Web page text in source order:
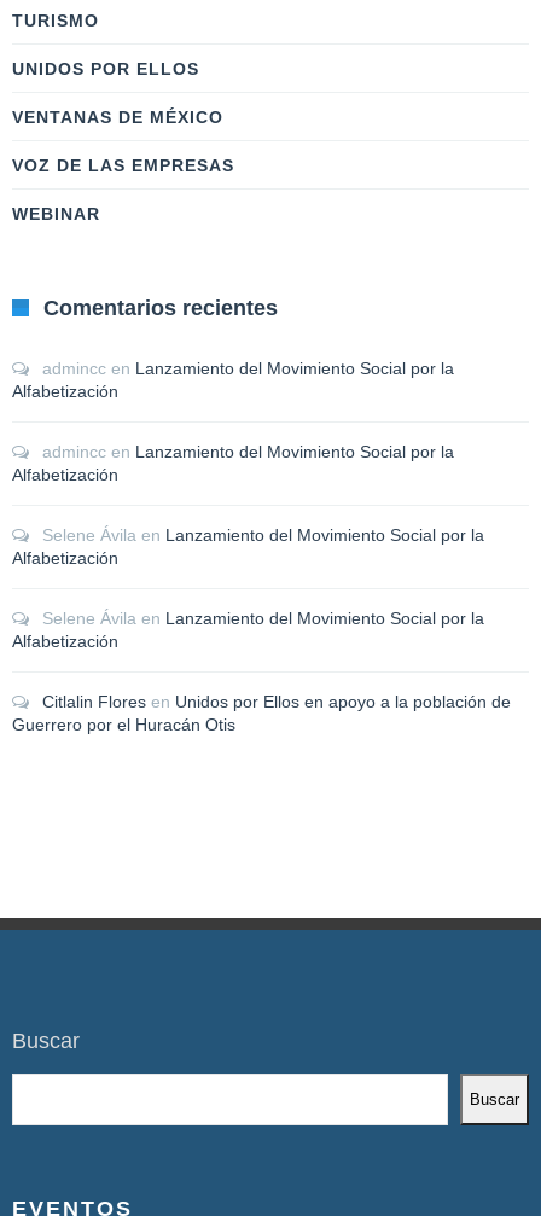
TURISMO
UNIDOS POR ELLOS
VENTANAS DE MÉXICO
VOZ DE LAS EMPRESAS
WEBINAR
Comentarios recientes
admincc en Lanzamiento del Movimiento Social por la
Alfabetización
admincc en Lanzamiento del Movimiento Social por la
Alfabetización
Selene Ávila en Lanzamiento del Movimiento Social por la
Alfabetización
Selene Ávila en Lanzamiento del Movimiento Social por la
Alfabetización
Citlalin Flores en Unidos por Ellos en apoyo a la población de
Guerrero por el Huracán Otis
Buscar
Buscar
EVENTOS